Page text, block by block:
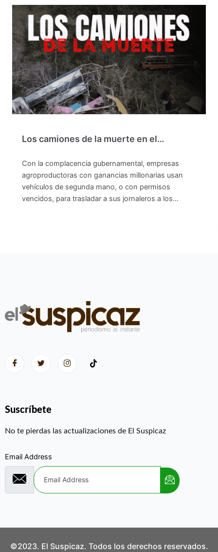
Los camiones de la muerte en el…
Con la complacencia gubernamental, empresas
agroproductoras con ganancias millonarias usan
vehículos de segunda mano, o con permisos
vencidos, para trasladar a sus jornaleros a los…
Suscríbete
No te pierdas las actualizaciones de El Suspicaz
Email Address
©2023. El Suspicaz. Todos los derechos reservados.